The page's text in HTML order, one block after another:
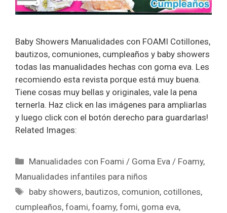
Baby Showers Manualidades con FOAMI Cotillones,
bautizos, comuniones, cumpleaños y baby showers
todas las manualidades hechas con goma eva. Les
recomiendo esta revista porque está muy buena.
Tiene cosas muy bellas y originales, vale la pena
ternerla. Haz click en las imágenes para ampliarlas
y luego click con el botón derecho para guardarlas!
Related Images:
Manualidades con Foami / Goma Eva / Foamy,
Manualidades infantiles para niños
baby showers, bautizos, comunion, cotillones,
cumpleaños, foami, foamy, fomi, goma eva,